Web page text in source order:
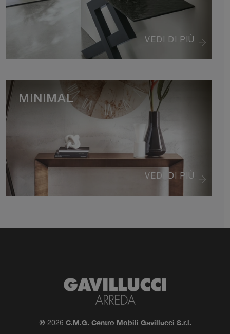
VEDI DI PIÙ
VEDI DI PIÙ
MINIMAL
® 2026 C.M.G. Centro Mobili Gavillucci S.r.l.